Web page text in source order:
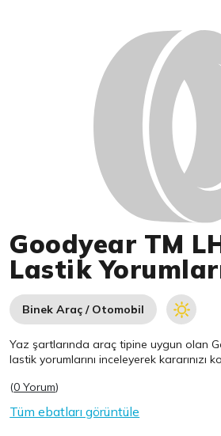
Goodyear TM
Lastik
Binek Araç / Otomobil
Yaz şartlarında araç tipine uygun olan
lastik yorumlarını inceleyerek kararınızı
(0 Yorum)
Tüm ebatları görüntüle